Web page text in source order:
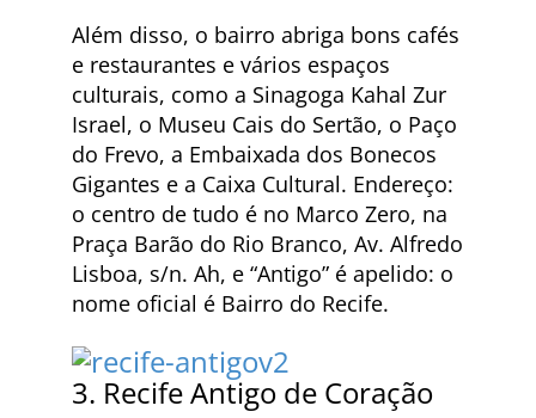
Além disso, o bairro abriga bons cafés
e restaurantes e vários espaços
culturais, como a Sinagoga Kahal Zur
Israel, o Museu Cais do Sertão, o Paço
do Frevo, a Embaixada dos Bonecos
Gigantes e a Caixa Cultural. Endereço:
o centro de tudo é no Marco Zero, na
Praça Barão do Rio Branco, Av. Alfredo
Lisboa, s/n. Ah, e “Antigo” é apelido: o
nome oficial é Bairro do Recife.
3. Recife Antigo de Coração